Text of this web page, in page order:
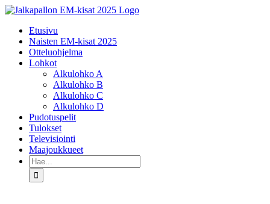
Skip
contentEtusivu
Naisten EM-kisat 2025
Otteluohjelma
Lohkot
Alkulohko A
Alkulohko B
Alkulohko C
Alkulohko D
Pudotuspelit
Tulokset
Televisiointi
Maajoukkueet
Etsi
...